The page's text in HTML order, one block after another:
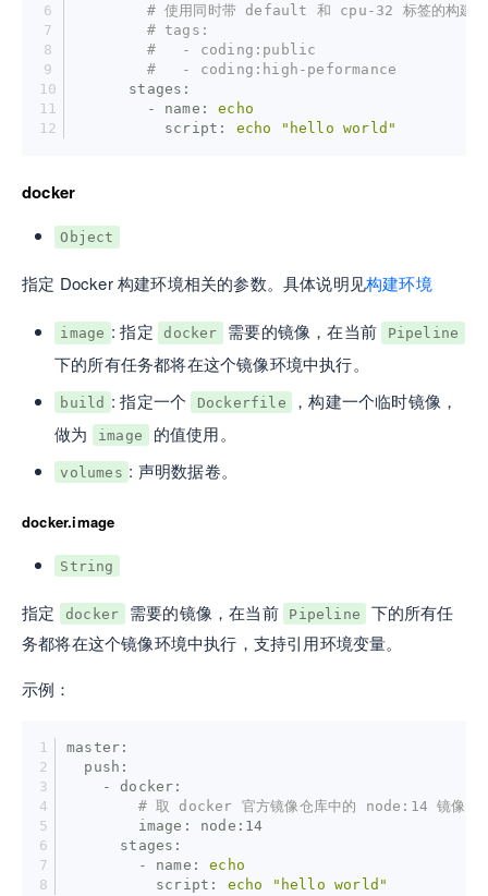
# 使用同时带 default 和 cpu-32 标签的构建
# tags:
#   - coding:public
#   - coding:high-peformance
      stages:
        - name:
echo
          script:
echo "hello world"
docker
Object
指定 Docker 构建环境相关的参数。具体说明见构建环境
image : 指定 docker 需要的镜像，在当前 Pipeline
下的所有任务都将在这个镜像环境中执行。
build : 指定一个 Dockerfile
，构建一个临时镜像，
做为
image 的值使用。
volumes : 声明数据卷。
docker.image
String
指定 docker 需要的镜像，在当前 Pipeline
下的所有任
务都将在这个镜像环境中执行，支持引用环境变量。
示例：
master:
  push:
    - docker:
# 取 docker 官方镜像仓库中的 node:14 镜像作
        image:
node:14
      stages:
        - name:
echo
          script:
echo "hello world"